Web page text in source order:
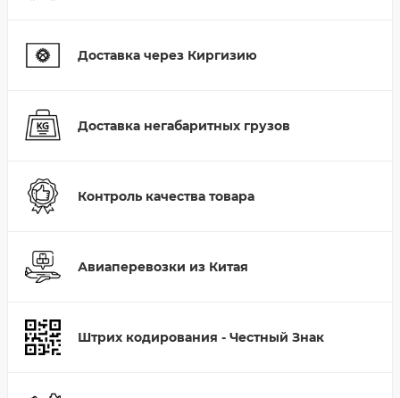
Доставка через Киргизию
Доставка негабаритных грузов
Контроль качества товара
Авиаперевозки из Китая
Штрих кодирования - Честный Знак